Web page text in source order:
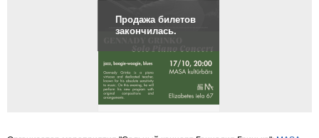
Продажа билетов
закончилась.